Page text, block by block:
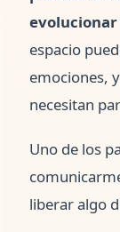
espacio
emociones,
necesitan
Uno de los
liberar algo